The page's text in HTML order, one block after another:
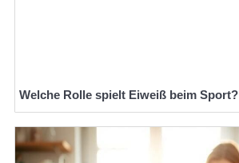
Welche Rolle spielt Eiweiß beim Sport?